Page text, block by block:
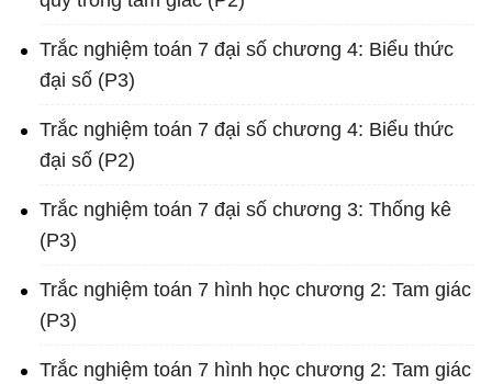
Trắc nghiệm toán 7 đại số chương 4: Biểu thức
đại số (P3)
Trắc nghiệm toán 7 đại số chương 4: Biểu thức
đại số (P2)
Trắc nghiệm toán 7 đại số chương 3: Thống kê
(P3)
Trắc nghiệm toán 7 hình học chương 2: Tam giác
(P3)
Trắc nghiệm toán 7 hình học chương 2: Tam giác